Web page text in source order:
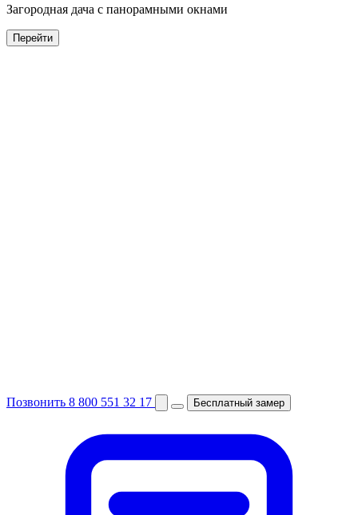
Загородная дача с панорамными окнами
Перейти
Позвонить 8 800 551 32 17 Бесплатный замер